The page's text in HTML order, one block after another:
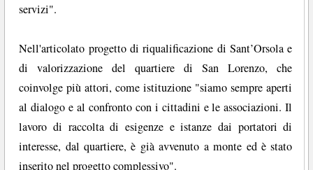
servizi".
Nell'articolato progetto di riqualificazione di Sant’Orsola e
di valorizzazione del quartiere di San Lorenzo, che
coinvolge più attori, come istituzione "siamo sempre aperti
al dialogo e al confronto con i cittadini e le associazioni. Il
lavoro di raccolta di esigenze e istanze dai portatori di
interesse, dal quartiere, è già avvenuto a monte ed è stato
inserito nel progetto complessivo".